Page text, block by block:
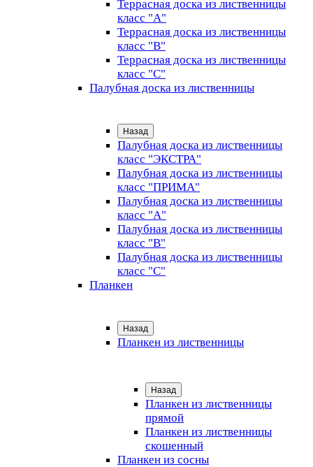
Террасная доска из лиственницы
класс "А"
Террасная доска из лиственницы
класс "B"
Террасная доска из лиственницы
класс "C"
Палубная доска из лиственницы
Назад
Палубная доска из лиственницы
класс "ЭКСТРА"
Палубная доска из лиственницы
класс "ПРИМА"
Палубная доска из лиственницы
класс "А"
Палубная доска из лиственницы
класс "B"
Палубная доска из лиственницы
класс "C"
Планкен
Назад
Планкен из лиственницы
Назад
Планкен из лиственницы
прямой
Планкен из лиственницы
скошенный
Планкен из сосны